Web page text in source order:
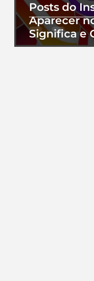
Posts do
Aparecer
Significa e
Perfil